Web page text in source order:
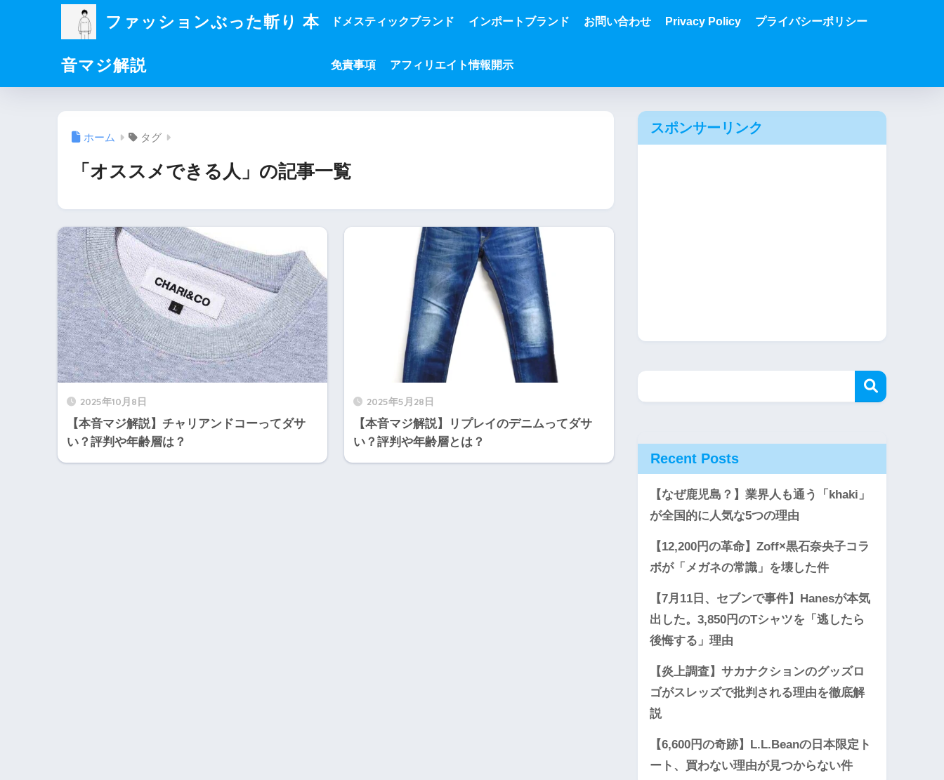
ファッションぶった斬り 本
音マジ解説
ドメスティックブランド インポートブランド お問い合わせ Privacy Policy プライバシーポリシー
免責事項 アフィリエイト情報開示
ホーム タグ
「オススメできる人」の記事一覧
2025年10月8日
【本音マジ解説】チャリアンドコーってダサ
い？評判や年齢層は？
2025年5月28日
【本音マジ解説】リプレイのデニムってダサ
い？評判や年齢層とは？
スポンサーリンク
Recent Posts
【なぜ鹿児島？】業界人も通う「khaki」
が全国的に人気な5つの理由
【12,200円の革命】Zoff×黒石奈央子コラ
ボが「メガネの常識」を壊した件
【7月11日、セブンで事件】Hanesが本気
出した。3,850円のTシャツを「逃したら
後悔する」理由
【炎上調査】サカナクションのグッズロ
ゴがスレッズで批判される理由を徹底解
説
【6,600円の奇跡】L.L.Beanの日本限定ト
ート、買わない理由が見つからない件